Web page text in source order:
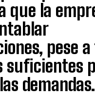
que la
pese
suficientes
demandas.